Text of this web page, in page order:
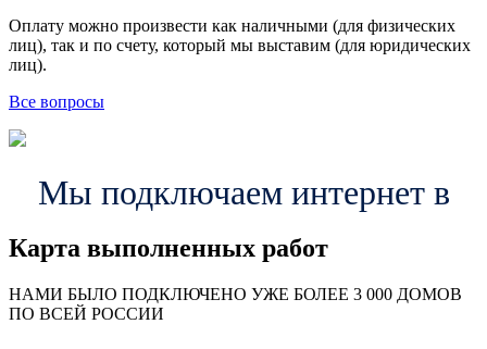
Оплату можно произвести как наличными (для физических
лиц), так и по счету, который мы выставим (для юридических
лиц).
Все вопросы
Мы подключаем интернет в
Карта выполненных работ
НАМИ БЫЛО ПОДКЛЮЧЕНО УЖЕ БОЛЕЕ 3 000 ДОМОВ
ПО ВСЕЙ РОССИИ
57
99
48